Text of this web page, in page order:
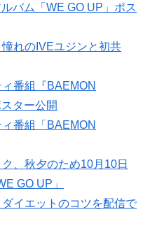
れのIVEユジンと初共
番組『BAEMON
ター公開
番組「BAEMON
、秋夕のため10月10日
GO UP」
イエットのコツを配信で